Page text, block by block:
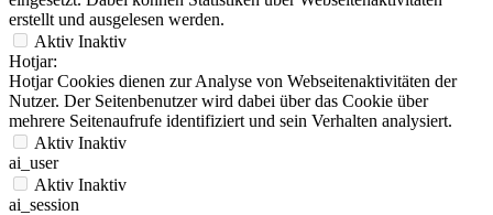
erstellt und ausgelesen werden.
Aktiv Inaktiv
Hotjar:
Hotjar Cookies dienen zur Analyse von Webseitenaktivitäten der
Nutzer. Der Seitenbenutzer wird dabei über das Cookie über
mehrere Seitenaufrufe identifiziert und sein Verhalten analysiert.
Aktiv Inaktiv
ai_user
Aktiv Inaktiv
ai_session